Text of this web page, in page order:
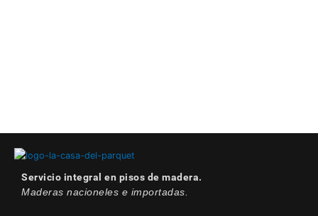
Servicio integral en pisos de madera.
Maderas nacioneles e importadas.